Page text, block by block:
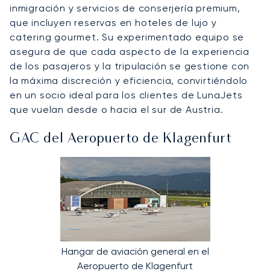
inmigración y servicios de conserjería premium,
que incluyen reservas en hoteles de lujo y
catering gourmet. Su experimentado equipo se
asegura de que cada aspecto de la experiencia
de los pasajeros y la tripulación se gestione con
la máxima discreción y eficiencia, convirtiéndolo
en un socio ideal para los clientes de LunaJets
que vuelan desde o hacia el sur de Austria.
GAC del Aeropuerto de Klagenfurt
Hangar de aviación general en el
Aeropuerto de Klagenfurt